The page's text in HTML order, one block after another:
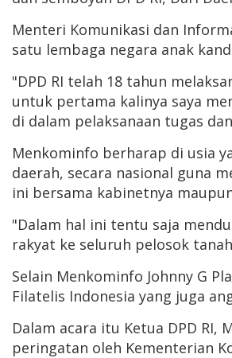
Menteri Komunikasi dan
satu lembaga negara anak
"DPD RI telah 18 tahun
untuk pertama kalinya saya
di dalam pelaksanaan tugas
Menkominfo berharap di usia
daerah, secara nasional guna
ini bersama kabinetnya
"Dalam hal ini tentu saja
rakyat ke seluruh pelosok
Selain Menkominfo Johnny G
Filatelis Indonesia yang juga
Dalam acara itu Ketua DPD RI,
peringatan oleh Kementerian